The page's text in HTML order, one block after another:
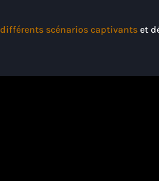
différents scénarios captivants et